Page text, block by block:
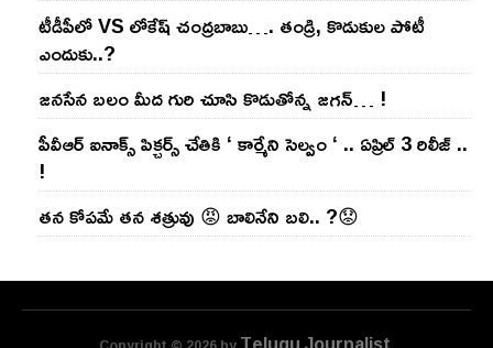
టీడీపీలో VS లోకేష్ చంద్ర‌బాబు…. తండ్రి, కొడుకుల పోటీ
ఎందుకు..?
జ‌న‌సేన బ‌లం మీద గురి చూసి కొడుతోన్న జ‌గ‌న్‌… !
పీవీఆర్ ఐనాక్స్ పిక్చర్స్ చేతికి ‘ కార్మేని సెల్వం ‘ .. ఏప్రిల్ 3 రిలీజ్ ..
!
తన కోపమే తన శత్రువు 😡 బాలినేని బలి.. ?😟